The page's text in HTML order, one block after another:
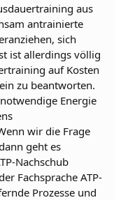
aus
antrainierte
sich
ist allerdings völlig
auf Kosten
zu beantworten.
Energie
wir die Frage
geht es
Nachschub
Fachsprache ATP-
Prozesse und